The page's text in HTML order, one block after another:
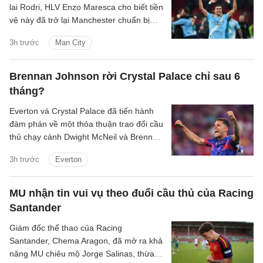
3h trước Man City
lai Rodri, HLV Enzo Maresca cho biết tiền
vệ này đã trở lại Manchester chuẩn bị
Brennan Johnson rời Crystal Palace chỉ sau 6
tháng?
3h trước Everton
Everton và Crystal Palace đã tiến hành
đàm phán về một thỏa thuận trao đổi cầu
thủ chạy cánh Dwight McNeil và Brennan
MU nhận tin vui vụ theo đuổi cầu thủ của Racing
Santander
Giám đốc thể thao của Racing
Santander, Chema Aragon, đã mở ra khả
năng MU chiêu mộ Jorge Salinas, thừa